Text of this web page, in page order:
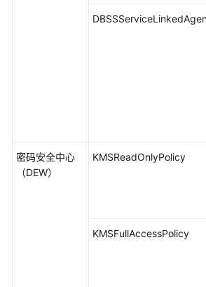
密码安全中心
（DEW）
KMSReadOnlyPolicy
KMSFullAccessPolicy